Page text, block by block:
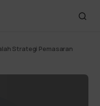
Strategi Pemasaran